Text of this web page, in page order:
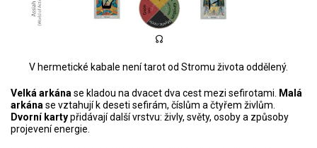
V hermetické kabale není tarot od Stromu života oddělený.
Velká arkána se kladou na dvacet dva cest mezi sefirotami. Malá
arkána se vztahují k deseti sefirám, číslům a čtyřem živlům.
Dvorní kartypřidávají další vrstvu: živly, světy, osoby a způsoby
projevení energie.